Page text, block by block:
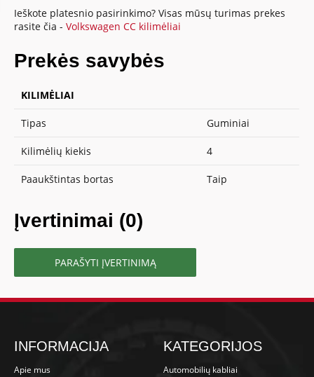
Ieškote platesnio pasirinkimo? Visas mūsų turimas prekes
rasite čia -Volkswagen CC kilimėliai
Prekės savybės
KILIMĖLIAI
Tipas Guminiai
Kilimėlių kiekis 4
Paaukštintas bortas Taip
Įvertinimai (0)
PARAŠYTI ĮVERTINIMĄ
INFORMACIJA
Apie mus
KATEGORIJOS
Automobilių kabliai